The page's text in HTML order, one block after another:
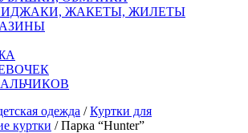
ЖАКЕТЫ, ЖИЛЕТЫ
одежда /Куртки для
куртки / Парка “Hunter”